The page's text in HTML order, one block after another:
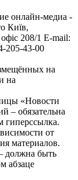
онлайн-медиа -
Київ,
208/1 E-mail:
205-43-00
на
на
«Новости
– обязательна
гиперссылка.
от
материалов.
должна быть
абзаце